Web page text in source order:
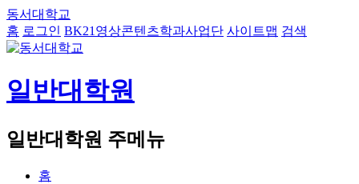
동서대학교
홈 로그인 BK21영상콘텐츠학과사업단 사이트맵 검색
일반대학원
일반대학원 주메뉴
홈